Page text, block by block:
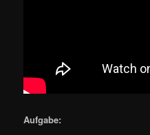
Aufgabe: